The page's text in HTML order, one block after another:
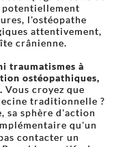
potentiellement
l'ostéopathe
attentivement,
crânienne.
traumatismes à
ostéopathiques,
Vous croyez que
traditionnelle ?
sa sphère d'action
qu'un
contacter un